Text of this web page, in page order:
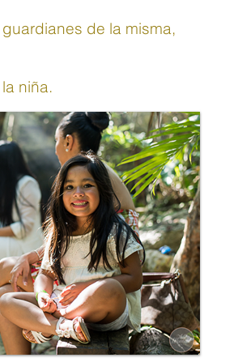
de la misma,
niña.